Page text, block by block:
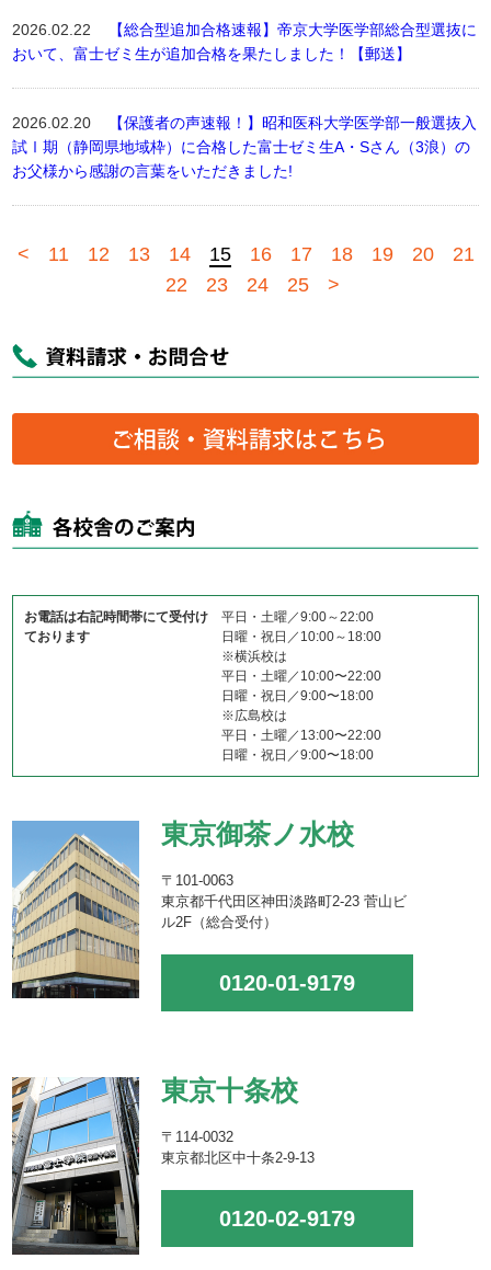
2026.02.22
【総合型追加合格速報】帝京大学医学部総合型選抜に
おいて、富士ゼミ生が追加合格を果たしました！【郵送】
2026.02.20
【保護者の声速報！】昭和医科大学医学部一般選抜入
試Ⅰ期（静岡県地域枠）に合格した富士ゼミ生A・Sさん（3浪）の
お父様から感謝の言葉をいただきました!
< 11 12 13 14 15 16 17 18 19 20
21
22
23 24 25 >
お電話は右記時間帯にて受付け
ております
平日・土曜／9:00～22:00
日曜・祝日／10:00～18:00
※横浜校は
平日・土曜／10:00〜22:00
日曜・祝日／9:00〜18:00
※広島校は
平日・土曜／13:00〜22:00
日曜・祝日／9:00〜18:00
東京御茶ノ水校
〒101-0063
東京都千代田区神田淡路町2-23 菅山ビ
ル2F（総合受付）
0120-01-9179
東京十条校
〒114-0032
東京都北区中十条2-9-13
0120-02-9179